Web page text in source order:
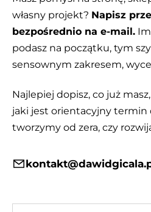
własny projekt? Napisz
bezpośrednio na e-mail.
podasz na początku, tym
sensownym zakresem,
Najlepiej dopisz, co już
jaki jest orientacyjny termin
tworzymy od zera, czy